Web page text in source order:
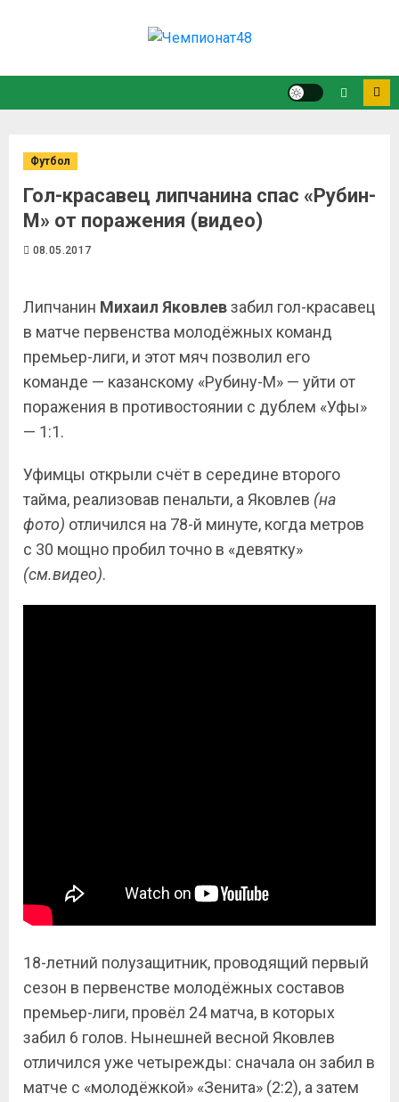
Футбол
Гол-красавец липчанина спас «Рубин-
М» от поражения (видео)
08.05.2017
Липчанин Михаил Яковлевзабил гол-красавец
в матче первенства молодёжных команд
премьер-лиги, и этот мяч позволил его
команде — казанскому «Рубину-М» — уйти от
поражения в противостоянии с дублем «Уфы»
— 1:1.
Уфимцы открыли счёт в середине второго
тайма, реализовав пенальти, а Яковлев (на
фото) отличился на 78-й минуте, когда метров
с 30 мощно пробил точно в «девятку»
(см.видео).
18-летний полузащитник, проводящий первый
сезон в первенстве молодёжных составов
премьер-лиги, провёл 24 матча, в которых
забил 6 голов. Нынешней весной Яковлев
отличился уже четырежды: сначала он забил в
матче с «молодёжкой» «Зенита» (2:2), а затем